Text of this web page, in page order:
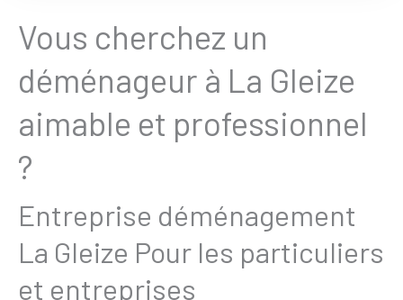
Vous cherchez un
déménageur à La Gleize
aimable et professionnel
?
Entreprise déménagement
La Gleize Pour les particuliers
et entreprises